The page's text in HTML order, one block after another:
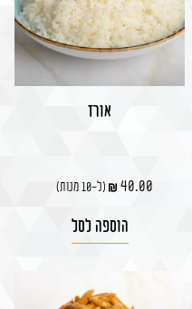
אורז
40.00 (ל-10 מנות)
הוספה לסל